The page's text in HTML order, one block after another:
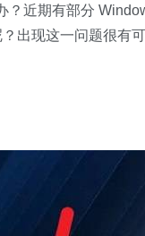
近期有部分
出现这一问题很有